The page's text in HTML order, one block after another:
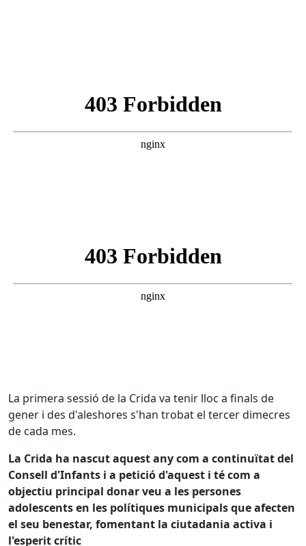
La primera sessió de la Crida va tenir lloc a finals de
gener i des d'aleshores s'han trobat el tercer dimecres
de cada mes.
La Crida ha nascut aquest any com a continuïtat del
Consell d'Infants i a petició d'aquest i té com a
objectiu principal donar veu a les persones
adolescents en les polítiques municipals que afecten
el seu benestar, fomentant la ciutadania activa i
l'esperit crític